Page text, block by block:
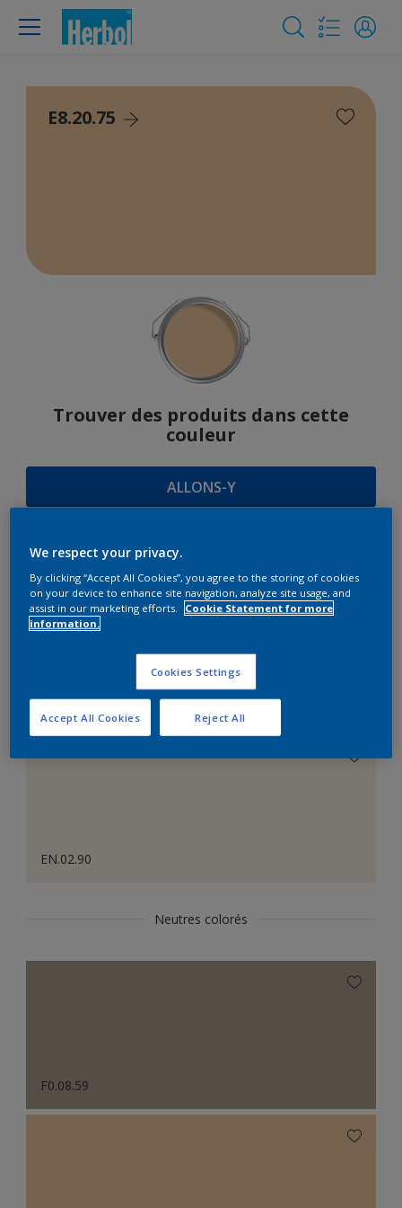
E8.20.75
Trouver des produits dans cette
couleur
ALLONS-Y
SUGGESTIONS
D'HARMONIES
Le Blanc Parfait
EN.02.90
Neutres colorés
F0.08.59
We respect your privacy.
By clicking “Accept All Cookies”, you agree to the storing of cookies
on your device to enhance site navigation, analyze site usage, and
assist in our marketing efforts.
Cookie Statement for more
information.
Cookies Settings
Reject All
Accept All Cookies